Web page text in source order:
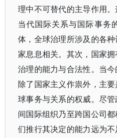
理中不可替代的主导作用
当代国际关系与国际事务
体，全球治理所涉及的各
家息息相关。其次，国家
治理的能力与合法性。当
除了国家主义作祟外，主
球事务与关系的权威。尽
间国际组织乃至跨国公司
们推行其决定的能力远为